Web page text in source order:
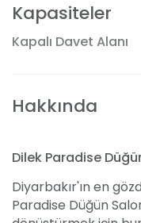
Kapasiteler
Kapalı Davet Alanı
Hakkında
Dilek Paradise
Diyarbakır'ın en
Paradise Düğün